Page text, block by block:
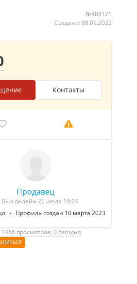
№489121
Создано: 08.09.2023
Контакты
Продавец
Был онлайн 22 июля 19:24
Профиль создан 10 марта 2023
1466 просмотров, 0 сегодня